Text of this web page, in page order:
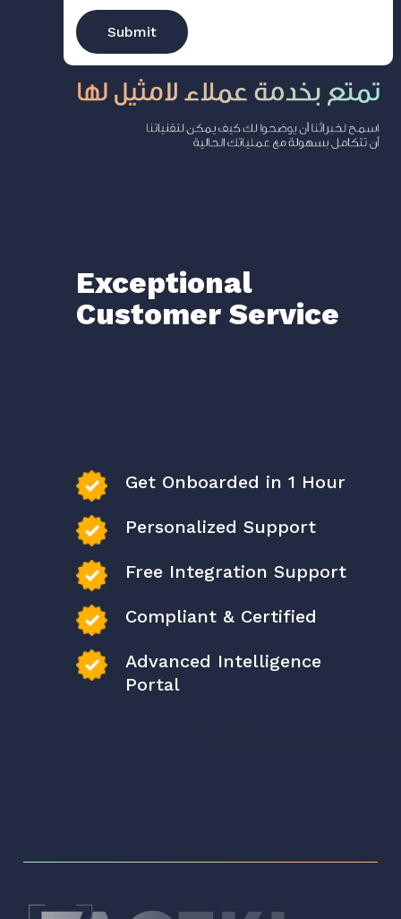
Exceptional
Customer Service
Get Onboarded in 1 Hour
Personalized Support
Free Integration Support
Compliant & Certified
Advanced Intelligence
Portal